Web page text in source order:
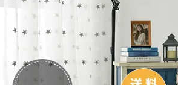
ス
Hosts レースカーテン
Hosts レースカーテン
Hosts レースカーテン
Hosts レースカーテン
レースカーテン